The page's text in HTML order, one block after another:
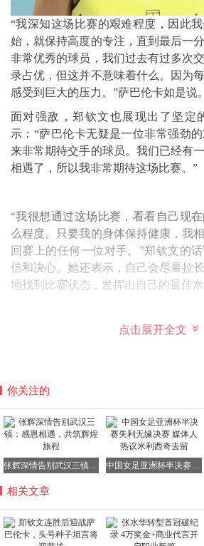
“我深知这场比赛的艰难程度，因此
始，就保持高度的专注，直到最后一
非常优秀的球员，我们过去有过多次
录占优，但这并不意味着什么。因为
感受到巨大的压力。”萨巴伦卡如是说。
面对强敌，郑钦文也展现出了坚定
示：“萨巴伦卡无疑是一位非常强劲
来非常期待交手的球员。我们已经有
相遇了，所以我非常期待这场比赛。”
“我很想通过这场比赛，看看自己现
么程度。只要我的身体保持健康，我
回赛上的任何一位对手。”郑钦文的
信和决心。她还表示，自己会尽量拉
地找到比赛状态，发挥出自己的最佳水
郑钦文深知，更多的比赛时间有助于
对阵情况：
【1】萨巴伦卡 vs 郑钦文【23】
巴普蒂斯特 vs 奥斯塔彭科【25】
【3】莱巴金娜 vs 吉布森[Q]
科斯蒂亚 vs 高芙【4】
点击展开全文
你关注的
张辉深情告别武汉三镇：感恩相遇，共筑辉煌旅程 中国女足亚洲杯半决赛失利无缘决赛 媒体人热议米利西奇去留
相关文章